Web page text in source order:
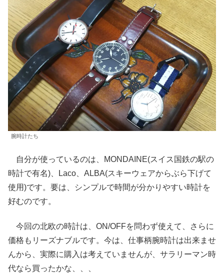
腕時計たち
自分が使っているのは、MONDAINE(スイス国鉄の駅の
時計で有名)、Laco、ALBA(スキーウェアからぶら下げて
使用)です。要は、シンプルで時間が分かりやすい時計を
好むのです。
今回の北欧の時計は、ON/OFFを問わず使えて、さらに
価格もリーズナブルです。今は、仕事柄腕時計は出来ませ
んから、実際に購入は考えていませんが、サラリーマン時
代なら買ったかな、、、